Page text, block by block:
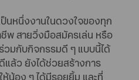
นหนึ่งงานในดวงใจของทุก
ชีพ สายวิ่งมือสมัครเล่น หรือ
มกับกิจกรรมดี ๆ แบบนี้ได้
แล้ว ยังได้ช่วยสร้างการ
น้อง ๆ ได้มีรอยยิ้ม และที่